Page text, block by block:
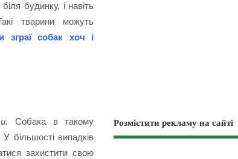
будинку, і навіть
тварини можуть
зграї собак хоч і
Собака в такому
більшості випадків
захистити свою
Розмістити рекламу на сайті